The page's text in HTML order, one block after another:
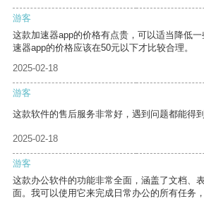
游客
这款加速器app的价格有点贵，可以适当降低
速器app的价格应该在50元以下才比较合理。
2025-02-18
游客
这款软件的售后服务非常好，遇到问题都能得到
2025-02-18
游客
这款办公软件的功能非常全面，涵盖了文档、
面。我可以使用它来完成日常办公的所有任务，